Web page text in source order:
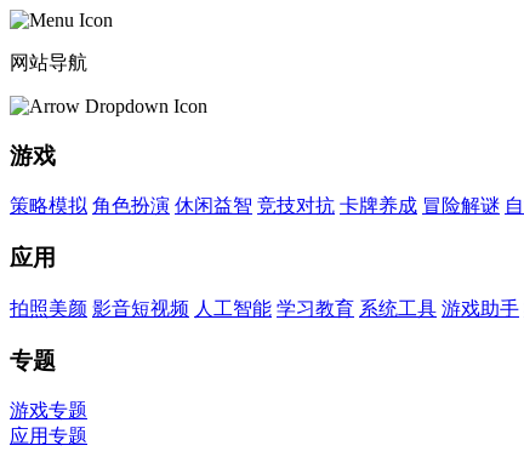
网站导航
游戏
策略模拟 角色扮演 休闲益智 竞技对抗 卡牌养成 冒险解谜
应用
拍照美颜 影音短视频 人工智能 学习教育 系统工具 游戏助手
专题
游戏专题
应用专题